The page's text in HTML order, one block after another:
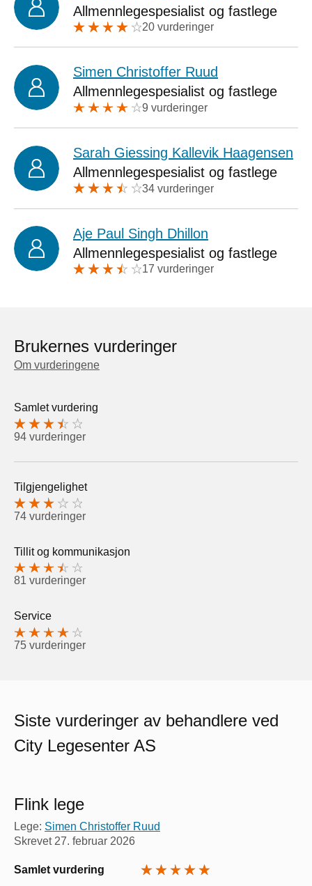
Allmennlegespesialist og fastlege
20 vurderinger
Simen Christoffer Ruud
Allmennlegespesialist og fastlege
9 vurderinger
Sarah Giessing Kallevik Haagensen
Allmennlegespesialist og fastlege
34 vurderinger
Aje Paul Singh Dhillon
Allmennlegespesialist og fastlege
17 vurderinger
Brukernes vurderinger
Om vurderingene
Samlet vurdering
94 vurderinger
Tilgjengelighet
74 vurderinger
Tillit og kommunikasjon
81 vurderinger
Service
75 vurderinger
Siste vurderinger av behandlere ved
City Legesenter AS
Flink lege
Lege: Simen Christoffer Ruud
Skrevet 27. februar 2026
Samlet vurdering